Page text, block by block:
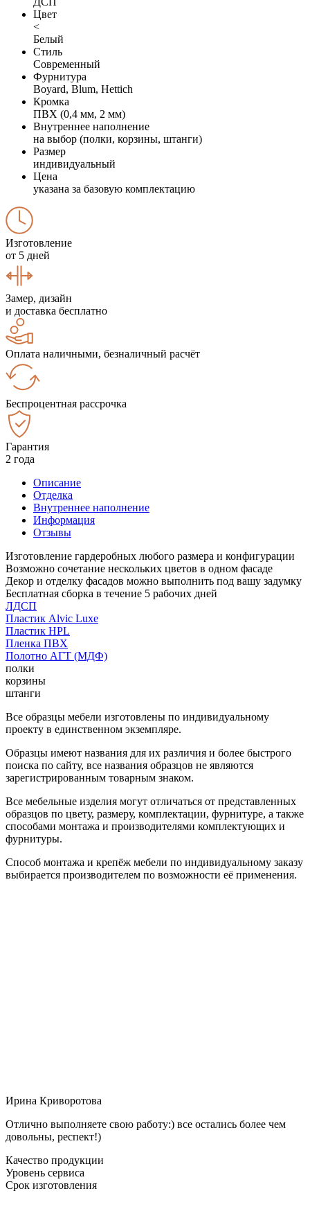
Цвет
<
Белый
Стиль
Современный
Фурнитура
Boyard, Blum, Hettich
Кромка
ПВХ (0,4 мм, 2 мм)
Внутреннее наполнение
на выбор (полки, корзины, штанги)
Размер
индивидуальный
Цена
указана за базовую комплектацию
Изготовление
от 5 дней
Замер, дизайн
и доставка бесплатно
Оплата наличными, безналичный расчёт
Беспроцентная рассрочка
Гарантия
2 года
Описание
Отделка
Внутреннее наполнение
Информация
Отзывы
Изготовление гардеробных любого размера и конфигурации
Возможно сочетание нескольких цветов в одном фасаде
Декор и отделку фасадов можно выполнить под вашу задумку
Бесплатная сборка в течение 5 рабочих дней
ЛДСП
Пластик Alvic Luxe
Пластик HPL
Пленка ПВХ
Полотно АГТ (МДФ)
полки
корзины
штанги
Все образцы мебели изготовлены по индивидуальному
проекту в единственном экземпляре.
Образцы имеют названия для их различия и более быстрого
поиска по сайту, все названия образцов не являются
зарегистрированным товарным знаком.
Все мебельные изделия могут отличаться от представленных
образцов по цвету, размеру, комплектации, фурнитуре, а также
способами монтажа и производителями комплектующих и
фурнитуры.
Способ монтажа и крепёж мебели по индивидуальному заказу
выбирается производителем по возможности её применения.
Ирина Криворотова
Отлично выполняете свою работу:) все остались более чем
довольны, респект!)
Качество продукции
Уровень сервиса
Срок изготовления